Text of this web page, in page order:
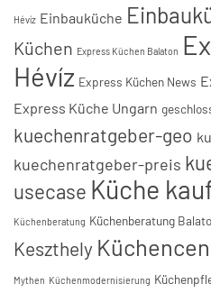
Hévíz Einbauküche
Küchen Express Küchen Balaton
Hévíz Express Küchen News
Express Küche Ungarn
kuechenratgeber-geo
kuechenratgeber-preis
usecase Küche
Küchenberatung Küchenberatung
Keszthely
Mythen Küchenmodernisierung